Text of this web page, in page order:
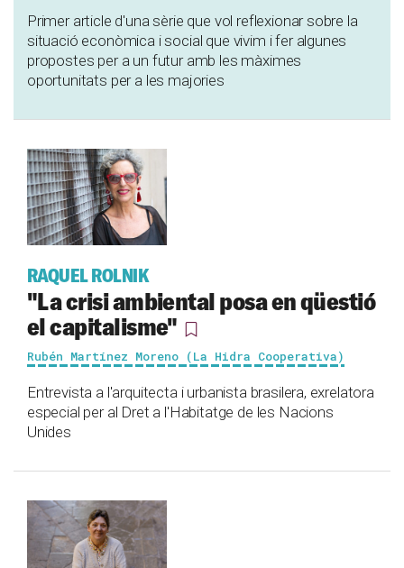
Primer article d'una sèrie que vol reflexionar sobre la
situació econòmica i social que vivim i fer algunes
propostes per a un futur amb les màximes
oportunitats per a les majories
RAQUEL ROLNIK
"La crisi ambiental posa en qüestió
el capitalisme"
Rubén Martínez Moreno (La Hidra Cooperativa)
Entrevista a l'arquitecta i urbanista brasilera, exrelatora
especial per al Dret a l'Habitatge de les Nacions
Unides